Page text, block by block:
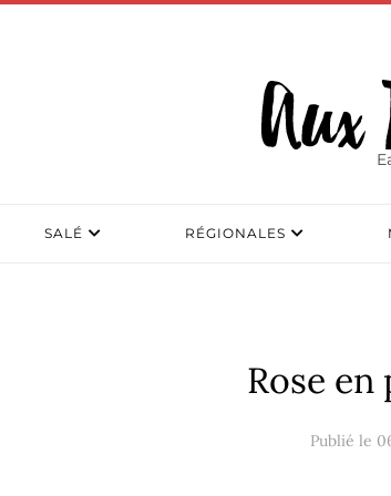
SALÉ RÉGIONALES
Rose
Publié le